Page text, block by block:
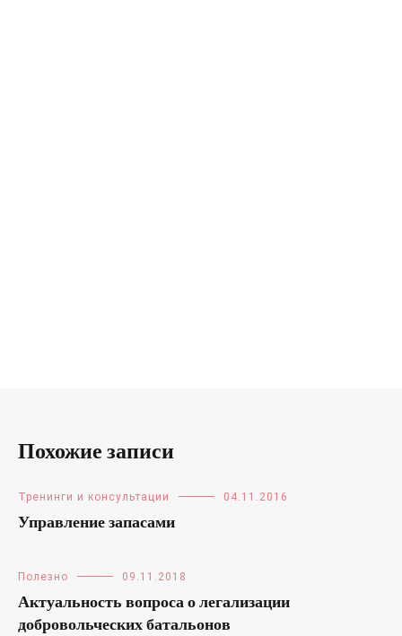
Похожие записи
Тренинги и консультации 04.11.2016
Управление запасами
Полезно 09.11.2018
Актуальность вопроса о легализации
добровольческих батальонов